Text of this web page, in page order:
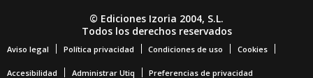
© Ediciones Izoria 2004, S.L.
Todos los derechos reservados
Aviso legal Política privacidad Condiciones de uso Cookies
Accesibilidad Administrar Utiq Preferencias de privacidad